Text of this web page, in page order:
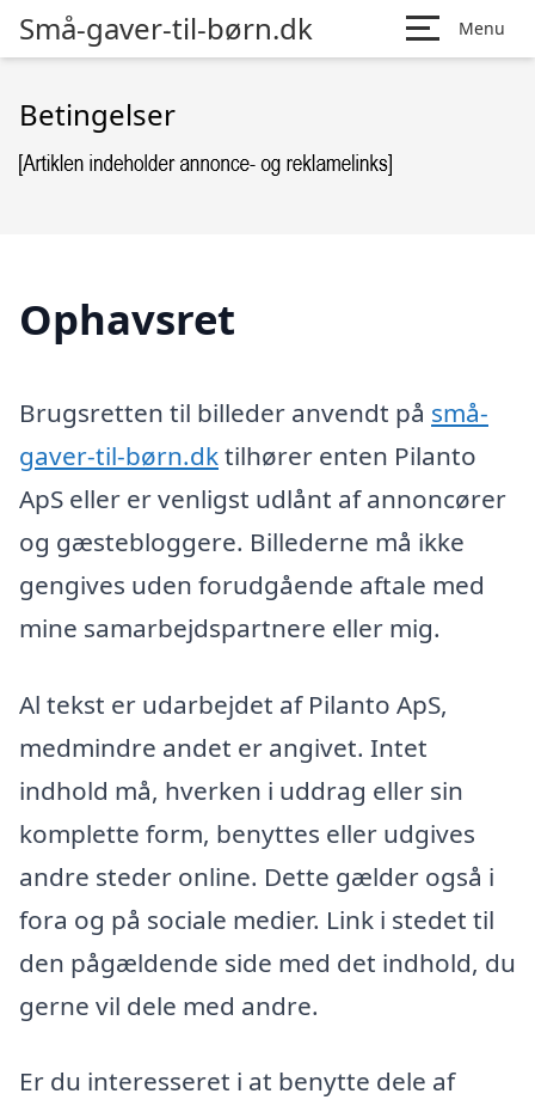
Små-gaver-til-børn.dk Menu
Betingelser
Ophavsret
Brugsretten til billeder anvendt på små-
gaver-til-børn.dktilhører enten Pilanto
ApS eller er venligst udlånt af annoncører
og gæstebloggere. Billederne må ikke
gengives uden forudgående aftale med
mine samarbejdspartnere eller mig.
Al tekst er udarbejdet af Pilanto ApS,
medmindre andet er angivet. Intet
indhold må, hverken i uddrag eller sin
komplette form, benyttes eller udgives
andre steder online. Dette gælder også i
fora og på sociale medier. Link i stedet til
den pågældende side med det indhold, du
gerne vil dele med andre.
Er du interesseret i at benytte dele af